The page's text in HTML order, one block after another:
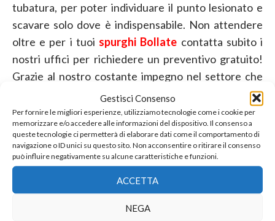
Gestisci Consenso
Per fornire le migliori esperienze, utilizziamo tecnologie come i cookie per
memorizzare e/o accedere alle informazioni del dispositivo. Il consenso a
queste tecnologie ci permetterà di elaborare dati come il comportamento di
navigazione o ID unici su questo sito. Non acconsentire o ritirare il consenso
può influire negativamente su alcune caratteristiche e funzioni.
ACCETTA
NEGA
tubatura, per poter individuare il punto lesionato e
scavare solo dove è indispensabile. Non attendere
oltre e per i tuoi spurghi Bollate contatta subito i
nostri uffici per richiedere un preventivo gratuito!
Grazie al nostro costante impegno nel settore che
negli anni ci ha guadagnato consensi e ha maturato la
nostra esperienza professionale, Mario De Filpo
potrà soddisfare tutte le varie necessità riguardanti
gli interventi più complessi, tra cui le opere murarie e
quelle idrauliche. In caso di emergenza e di necessità
non perdere tempo prezioso e
contattaci immediatamente- La nostra ditta di
spurghi interverrà in tuo aiuto garantendo tempi